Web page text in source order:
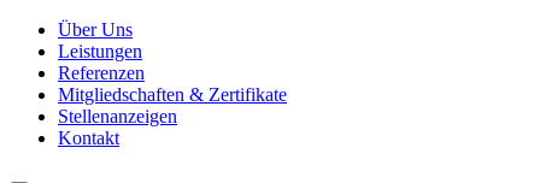
Über Uns
Leistungen
Referenzen
Mitgliedschaften & Zertifikate
Stellenanzeigen
Kontakt